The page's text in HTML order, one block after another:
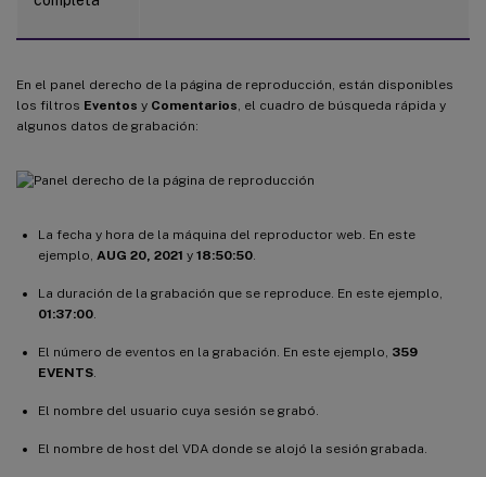
En el panel derecho de la página de reproducción, están disponibles
los filtros Eventos y Comentarios , el cuadro de búsqueda rápida y
algunos datos de grabación:
La fecha y hora de la máquina del reproductor web. En este
ejemplo, AUG 20, 2021 y 18:50:50
La duración de la grabación que se reproduce. En este ejemplo,
01:37:00
El número de eventos en la grabación. En este ejemplo, 359
EVENTS
El nombre del usuario cuya sesión se grabó.
El nombre de host del VDA donde se alojó la sesión grabada.